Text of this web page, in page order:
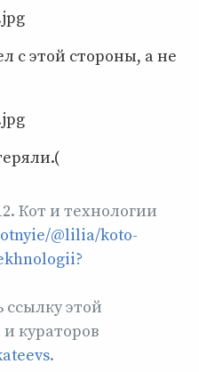
с этой стороны, а не
Кот и технологии
@lilia/koto-
ссылку этой
и кураторов
.